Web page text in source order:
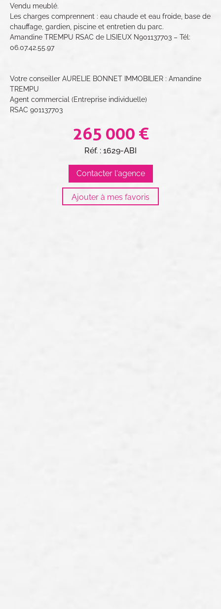
Vendu meublé.
Les charges comprennent : eau chaude et eau froide, base de
chauffage, gardien, piscine et entretien du parc.
Amandine TREMPU RSAC de LISIEUX N901137703 – Tél:
06.07.42.55.97
Votre conseiller AURELIE BONNET IMMOBILIER : Amandine
TREMPU
Agent commercial (Entreprise individuelle)
RSAC 901137703
265 000 €
Réf. : 1629-ABI
Contacter l'agence